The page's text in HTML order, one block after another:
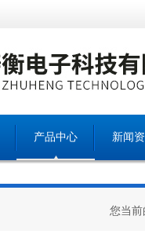
产品中心 新闻
您当前